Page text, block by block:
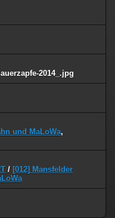
2014_.jpg
und MaLoWa,
/ [012] Mansfelder